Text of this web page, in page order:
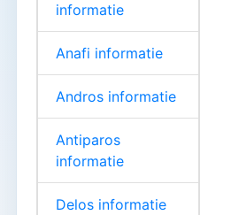
informatie
Anafi informatie
Andros informatie
Antiparos
informatie
Delos informatie